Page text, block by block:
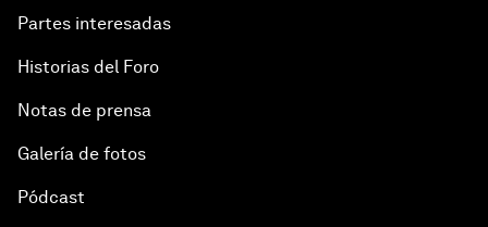
Partes interesadas
Historias del Foro
Notas de prensa
Galería de fotos
Pódcast